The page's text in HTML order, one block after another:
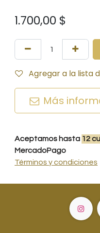
1.700,00 $
Agregar a la lista
Más
Aceptamos hasta 12
MercadoPago
Términos y condiciones